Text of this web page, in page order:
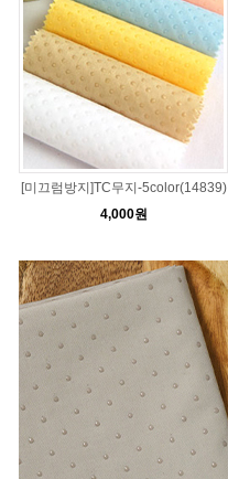
[미끄럼방지]TC무지-5color(14839)
4,000원